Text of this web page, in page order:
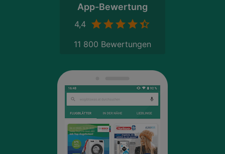
App-Bewertung
4,4
11 800 Bewertungen